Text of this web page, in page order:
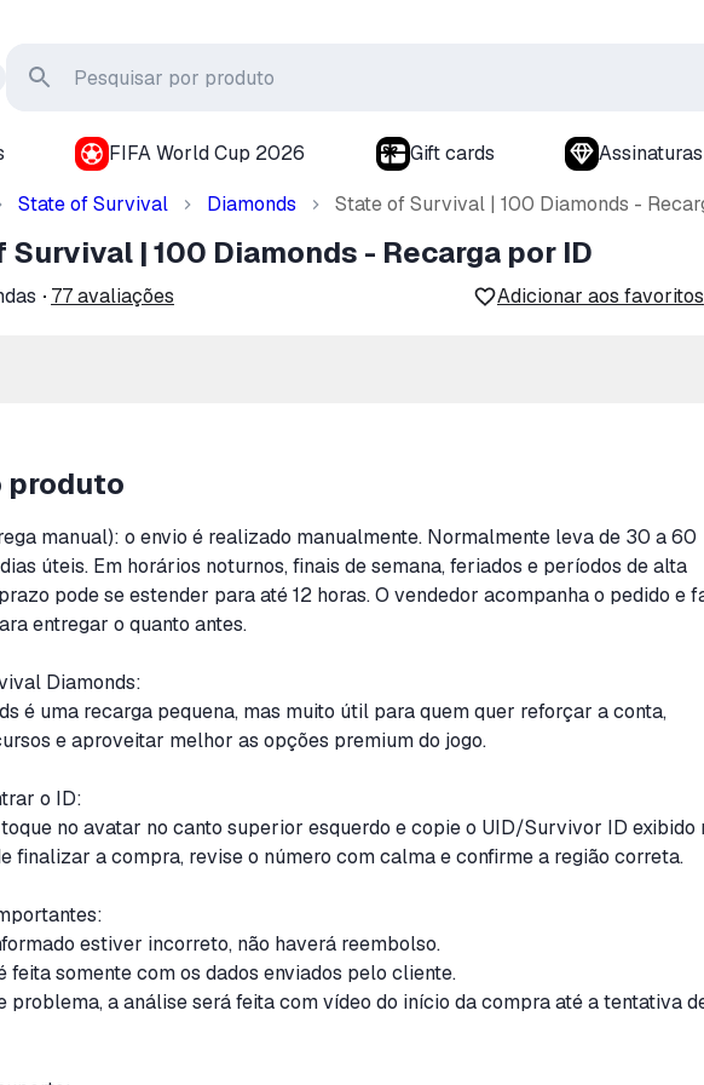
FIFA World Cup 2026 Gift cards
State of Survival Diamonds State of Survival | 100 Diamonds -
Survival | 100 Diamonds - Recarga por ID
77avaliações Adicionar aos favoritos
produto
manual): o envio é realizado manualmente. Normalmente leva de 30 a 60
úteis. Em horários noturnos, finais de semana, feriados e períodos de alta
pode se estender para até 12 horas. O vendedor acompanha o pedido e
entregar o quanto antes.
Diamonds:
é uma recarga pequena, mas muito útil para quem quer reforçar a conta,
e aproveitar melhor as opções premium do jogo.
o ID:
no avatar no canto superior esquerdo e copie o UID/Survivor ID exibido
finalizar a compra, revise o número com calma e confirme a região correta.
estiver incorreto, não haverá reembolso.
feita somente com os dados enviados pelo cliente.
problema, a análise será feita com vídeo do início da compra até a tentativa